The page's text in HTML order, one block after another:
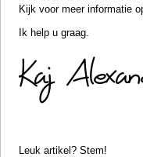
Kijk voor meer informatie
Ik help u graag.
Leuk artikel? Stem!